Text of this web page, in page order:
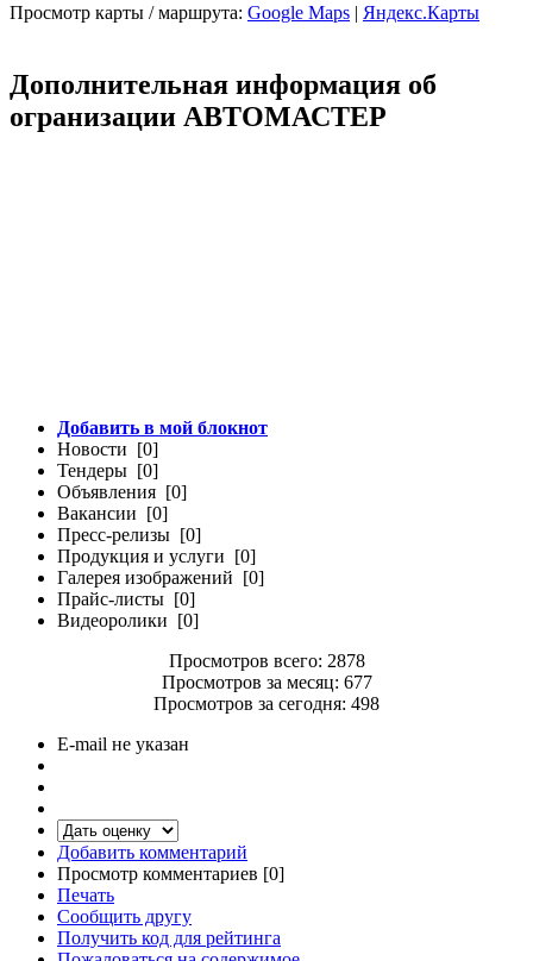
Просмотр карты / маршрута: Google Maps | Яндекс.Карты
Дополнительная информация об
огранизации АВТОМАСТЕР
Добавить в мой блокнот
Новости [0]
Тендеры [0]
Объявления [0]
Вакансии [0]
Пресс-релизы [0]
Продукция и услуги [0]
Галерея изображений [0]
Прайс-листы [0]
Видеоролики [0]
Просмотров всего: 2878
Просмотров за месяц: 677
Просмотров за сегодня: 498
E-mail не указан
Добавить комментарий
Просмотр комментариев [0]
Печать
Сообщить другу
Получить код для рейтинга